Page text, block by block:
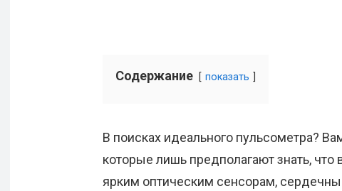
Содержание показать
В поисках идеального пульсометра?
которые лишь предполагают знать,
ярким оптическим сенсорам,